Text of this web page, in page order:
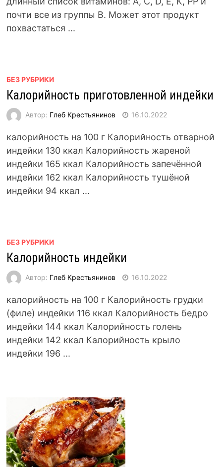
почти все из группы В. Может этот продукт
похвастаться ...
БЕЗ РУБРИКИ
Калорийность приготовленной индейки
Автор: Глеб Крестьянинов 16.10.2022
калорийность на 100 г Калорийность отварной
индейки 130 ккал Калорийность жареной
индейки 165 ккал Калорийность запечённой
индейки 162 ккал Калорийность тушёной
индейки 94 ккал ...
БЕЗ РУБРИКИ
Калорийность индейки
Автор: Глеб Крестьянинов 16.10.2022
калорийность на 100 г Калорийность грудки
(филе) индейки 116 ккал Калорийность бедро
индейки 144 ккал Калорийность голень
индейки 142 ккал Калорийность крыло
индейки 196 ...